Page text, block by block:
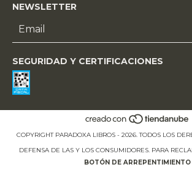
NEWSLETTER
SEGURIDAD Y CERTIFICACIONES
COPYRIGHT PARADOXA LIBROS - 2026. TODOS LOS
DEFENSA DE LAS Y LOS CONSUMIDORES. PARA
BOTÓN DE ARREPENTIMIENTO